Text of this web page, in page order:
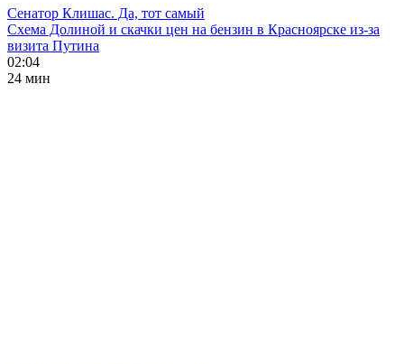
Сенатор Клишас. Да, тот самый
Схема Долиной и скачки цен на бензин в Красноярске из-за
визита Путина
02:04
24 мин